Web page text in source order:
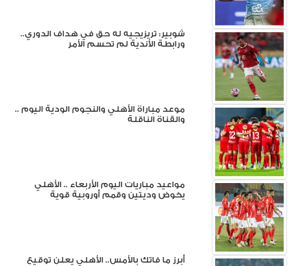
شوبير: تريزيجيه له حق في هداف الدوري..
ورابطة الأندية لم تحسم الأمر
موعد مباراة الأهلي والنجوم الودية اليوم ..
والقناة الناقلة
مواعيد مباريات اليوم الأربعاء .. الأهلي
يخوض وديتين وقمم أوروبية قوية
أبرز ما فاتك بالأمس.. الأهلي يعلن توقيع